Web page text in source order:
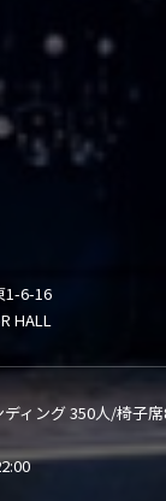
1-6-16
HALL
ィング 350人/椅子